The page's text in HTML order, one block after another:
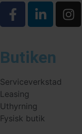
Butiken
Serviceverkstad
Leasing
Uthyrning
Fysisk butik